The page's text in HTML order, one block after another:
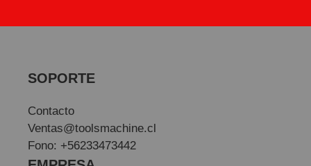
SOPORTE
Contacto
Ventas@toolsmachine.cl
Fono: +56233473442